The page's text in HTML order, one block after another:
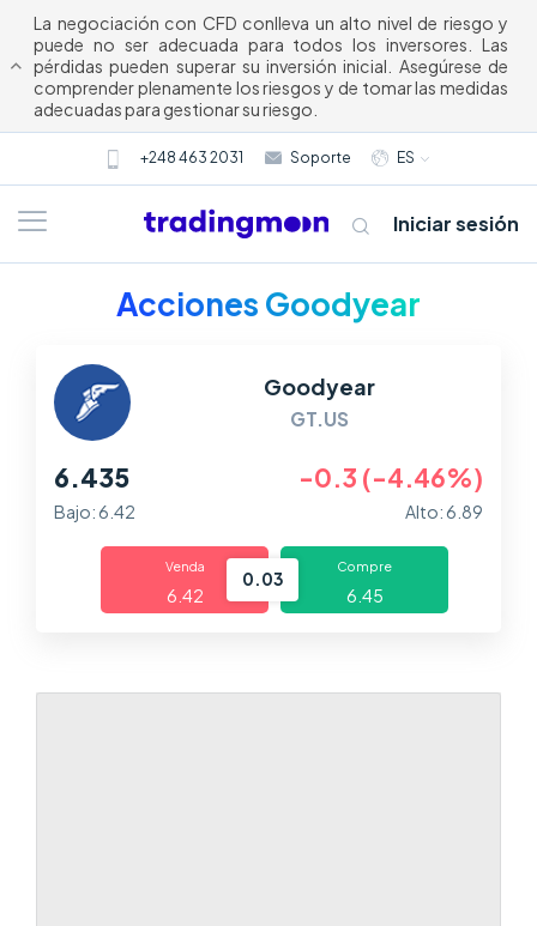
La negociación con CFD conlleva un alto nivel de riesgo y
puede no ser adecuada para todos los inversores. Las
pérdidas pueden superar su inversión inicial. Asegúrese de
comprender plenamente los riesgos y de tomar las medidas
adecuadas para gestionar su riesgo.
+248 463 2031 Soporte ES
Mercados
Iniciar sesión
Acciones Goodyear
Goodyear
GT.US
6.435 -0.3 (-4.46%)
Bajo: 6.42 Alto: 6.89
Venda
6.42
0.03
Compre
6.45